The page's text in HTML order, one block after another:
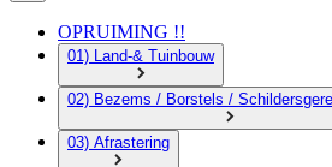
OPRUIMING !!
01) Land-& Tuinbouw
02) Bezems / Borstels /
03) Afrastering